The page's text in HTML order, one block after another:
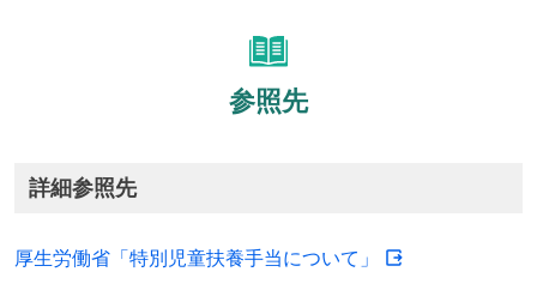
参照先
詳細参照先
厚生労働省「特別児童扶養手当について」